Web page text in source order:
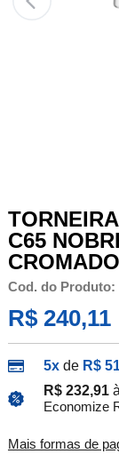
C65
CROMADO
Cod. do Produto:
R$ 240,11
5xde R$
R$ 232,91
Economize
Mais formas de